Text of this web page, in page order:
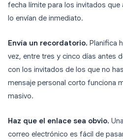
fecha límite para los invitados
lo envían de inmediato.
Envía un recordatorio. Planifica
vez, entre tres y cinco días antes
con los invitados de los que no
mensaje personal corto funciona
masivo.
Haz que el enlace sea obvio.
correo electrónico es fácil de